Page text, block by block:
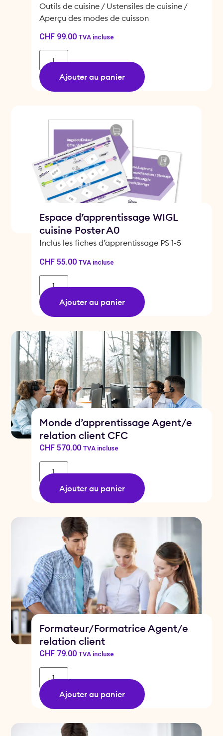
Outils de cuisine / Ustensiles de cuisine /
Aperçu des modes de cuisson
CHF99.00 TVA incluse
Ajouter au panier
Espace d’apprentissage WIGL
cuisine Poster A0
Inclus les fiches d’apprentissage PS 1-5
CHF55.00 TVA incluse
Ajouter au panier
Monde d’apprentissage Agent/e
relation client CFC
CHF570.00 TVA incluse
Ajouter au panier
Formateur/Formatrice Agent/e
relation client
CHF79.00 TVA incluse
Ajouter au panier